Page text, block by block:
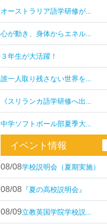
オーストラリア語学研修が...
心が動き、身体からエネル...
３年生が大活躍！
誰一人取り残さない世界を...
《スリランカ語学研修へ出...
中学ソフトボール部夏季大...
イベント情報
08/08学校説明会（夏期実施）
08/08 『夏の高校説明会』
08/09立教英国学院学校説...